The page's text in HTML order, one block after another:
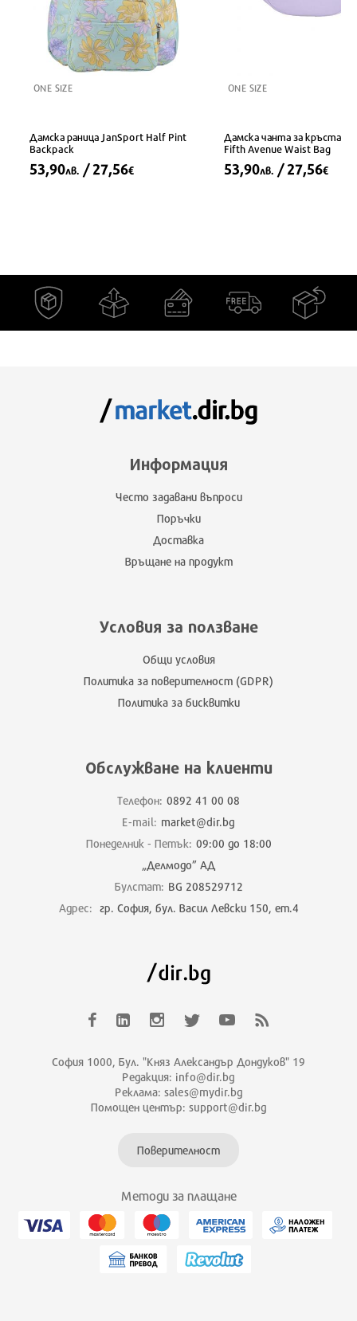
ONE SIZE
Дамска раница JanSport Half Pint
Backpack
53,90лв. / 27,56€
ONE SIZE
Дамска чанта за кръста
Fifth Avenue Waist Bag
53,90лв. / 27,56€
Информация
Често задавани въпроси
Поръчки
Доставка
Връщане на продукт
Условия за ползване
Общи условия
Политика за поверителност (GDPR)
Политика за бисквитки
Обслужване на клиенти
Телефон: 0892 41 00 08
E-mail: market@dir.bg
Понеделник - Петък: 09:00 до 18:00
„Делмодо” АД
Булстат: BG 208529712
Адрес: гр. София, бул. Васил Левски 150, ет.4
София 1000, Бул. "Княз Александър Дондуков" 19
Редакция: info@dir.bg
Реклама: sales@mydir.bg
Помощен център: support@dir.bg
Поверителност
Методи за плащане